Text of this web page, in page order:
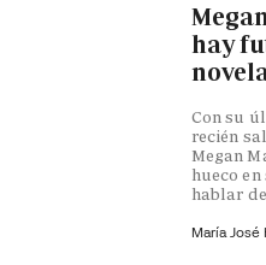
hay
Con su
recién
Megan
hueco
hablar
María